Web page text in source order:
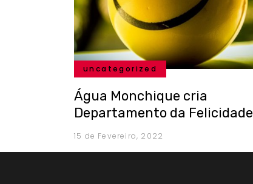
uncategorized
Água Monchique cria
Departamento da Felicidade
15 de Fevereiro, 2022